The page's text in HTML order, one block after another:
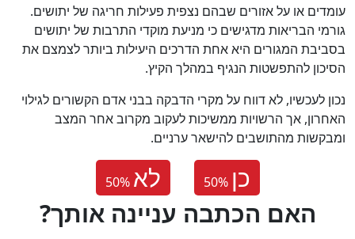
עומדים או על אזורים שבהם נצפית פעילות חריגה של יתושים.
גורמי הבריאות מדגישים כי מניעת מוקדי התרבות של יתושים
בסביבת המגורים היא אחת הדרכים היעילות ביותר לצמצם את
הסיכון להתפשטות הנגיף במהלך הקיץ.
נכון לעכשיו, לא דווח על מקרי הדבקה בבני אדם הקשורים לגילוי
האחרון, אך הרשויות ממשיכות לעקוב מקרוב אחר המצב
ומבקשות מהתושבים להישאר ערניים.
50% לא 50% כן
?האם הכתבה עניינה אותך